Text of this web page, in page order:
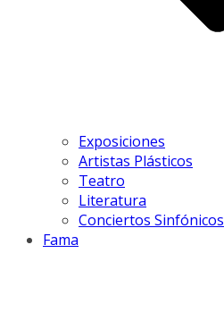
Exposiciones
Artistas Plásticos
Teatro
Literatura
Conciertos Sinfónicos
Fama